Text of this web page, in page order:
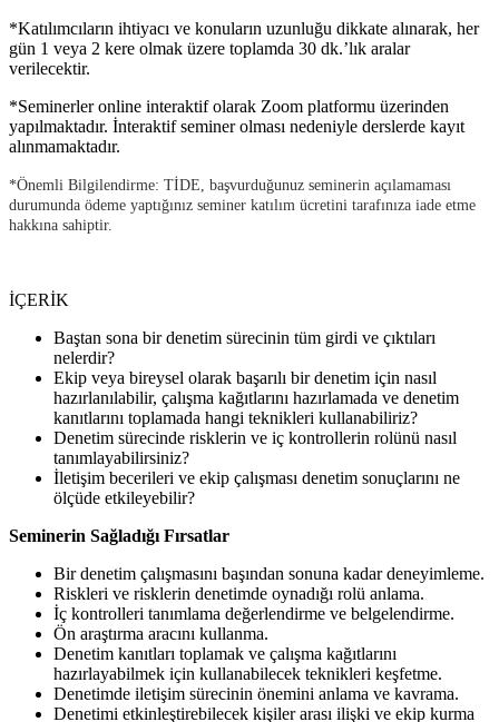
*Katılımcıların ihtiyacı ve konuların uzunluğu dikkate alınarak, her
gün 1 veya 2 kere olmak üzere toplamda 30 dk.’lık aralar
verilecektir.
*Seminerler online interaktif olarak Zoom platformu üzerinden
yapılmaktadır. İnteraktif seminer olması nedeniyle derslerde kayıt
alınmamaktadır.
*Önemli Bilgilendirme: TİDE, başvurduğunuz seminerin açılamaması
durumunda ödeme yaptığınız seminer katılım ücretini tarafınıza iade etme
hakkına sahiptir.
İÇERİK
Baştan sona bir denetim sürecinin tüm girdi ve çıktıları
nelerdir?
Ekip veya bireysel olarak başarılı bir denetim için nasıl
hazırlanılabilir, çalışma kağıtlarını hazırlamada ve denetim
kanıtlarını toplamada hangi teknikleri kullanabiliriz?
Denetim sürecinde risklerin ve iç kontrollerin rolünü nasıl
tanımlayabilirsiniz?
İletişim becerileri ve ekip çalışması denetim sonuçlarını ne
ölçüde etkileyebilir?
Seminerin Sağladığı Fırsatlar
Bir denetim çalışmasını başından sonuna kadar deneyimleme.
Riskleri ve risklerin denetimde oynadığı rolü anlama.
İç kontrolleri tanımlama değerlendirme ve belgelendirme.
Ön araştırma aracını kullanma.
Denetim kanıtları toplamak ve çalışma kağıtlarını
hazırlayabilmek için kullanabilecek teknikleri keşfetme.
Denetimde iletişim sürecinin önemini anlama ve kavrama.
Denetimi etkinleştirebilecek kişiler arası ilişki ve ekip kurma